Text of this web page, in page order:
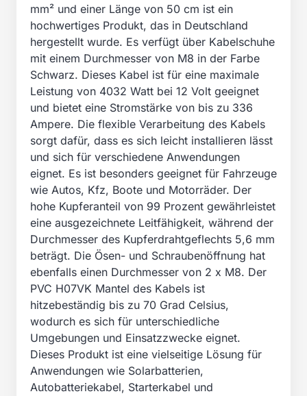
mm² und einer Länge von 50 cm ist ein
hochwertiges Produkt, das in Deutschland
hergestellt wurde. Es verfügt über Kabelschuhe
mit einem Durchmesser von M8 in der Farbe
Schwarz. Dieses Kabel ist für eine maximale
Leistung von 4032 Watt bei 12 Volt geeignet
und bietet eine Stromstärke von bis zu 336
Ampere. Die flexible Verarbeitung des Kabels
sorgt dafür, dass es sich leicht installieren lässt
und sich für verschiedene Anwendungen
eignet. Es ist besonders geeignet für Fahrzeuge
wie Autos, Kfz, Boote und Motorräder. Der
hohe Kupferanteil von 99 Prozent gewährleistet
eine ausgezeichnete Leitfähigkeit, während der
Durchmesser des Kupferdrahtgeflechts 5,6 mm
beträgt. Die Ösen- und Schraubenöffnung hat
ebenfalls einen Durchmesser von 2 x M8. Der
PVC H07VK Mantel des Kabels ist
hitzebeständig bis zu 70 Grad Celsius,
wodurch es sich für unterschiedliche
Umgebungen und Einsatzzwecke eignet.
Dieses Produkt ist eine vielseitige Lösung für
Anwendungen wie Solarbatterien,
Autobatteriekabel, Starterkabel und